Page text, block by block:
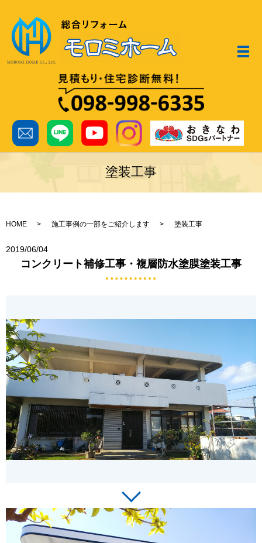
メ
塗装工事
HOME 施工事例の一部をご紹介します 塗装工事
2019/06/04
コンクリート補修工事・複層防水塗膜塗装工事